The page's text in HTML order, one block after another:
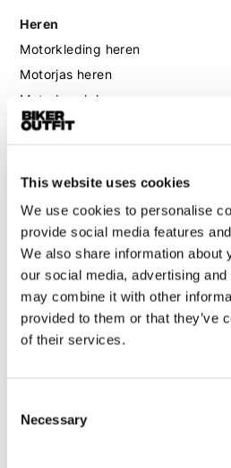
This website uses cookies
We use cookies to personalise
provide social media features
We also share information about
our social media, advertising
may combine it with other
provided to them or that they’ve
of their services.
Selection
Necessary
Heren
Motorkleding heren
Motorjas heren
Motorbroek heren
Motorpak heren
Motorhoodie heren
Motorhandschoenen heren
Motorlaarzen heren
Motorschoenen heren
Motorkleding dames